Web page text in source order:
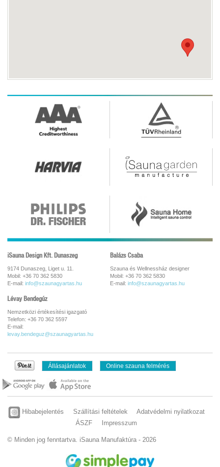
iSauna Design Kft. Dunaszeg
9174 Dunaszeg, Liget u. 11.
Mobil: +36 70 362 5830
E-mail: info@szaunagyartas.hu
Balázs Csaba
Szauna és Wellnessház designer
Mobil: +36 70 362 5830
E-mail: info@szaunagyartas.hu
Lévay Bendegúz
Nemzetközi értékesítési igazgató
Telefon: +36 70 362 5597
E-mail:
levay.bendeguz@szaunagyartas.hu
Állásajánlatok Online szauna felmérés
Hibabejelentés Szállítási feltételek
Adatvédelmi nyilatkozat
ÁSZF
Impresszum
© Minden jog fenntartva. iSauna Manufaktúra - 2026